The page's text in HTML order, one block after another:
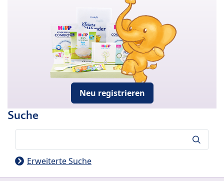
Neu registrieren
Suche
Erweiterte Suche